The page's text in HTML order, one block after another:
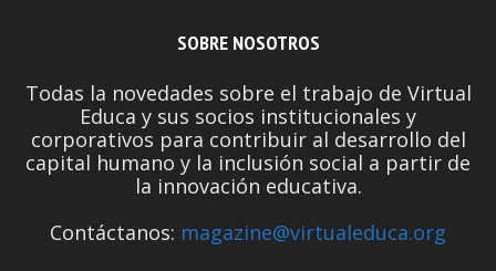
SOBRE NOSOTROS
Todas la novedades sobre el trabajo de Virtual
Educa y sus socios institucionales y
corporativos para contribuir al desarrollo del
capital humano y la inclusión social a partir de
la innovación educativa.
Contáctanos: magazine@virtualeduca.org